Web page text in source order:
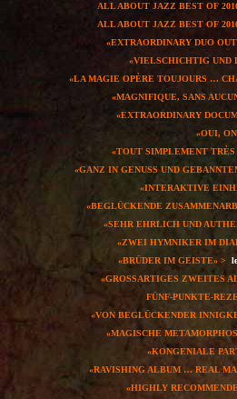
ALL ABOUT JAZZ BEST OF
ALL ABOUT JAZZ BEST OF
«EXTRAORDINARY DUO
«VIELSCHICHTIG UND
«LA MAGIE OPÈRE TOUJOURS …
«MAGNIFIQUE, SANS
«EXTRAORDINARY
«OUI,
«TOUT SIMPLEMENT TRÈS
«GANZ IN GENUSS UND
«INTERAKTIVE
«BEGLÜCKENDE
«SEHR EHRLICH UND
«ZWEI HYMNIKER IM
«BRÜDER IM GEISTE» >
«GROSSARTIGES ZWEITES
FÜNF-PUNKTE-
«VON BEGLÜCKENDER
«MAGISCHE
«KONGENIALE
«RAVISHING ALBUM … REAL
«HIGHLY